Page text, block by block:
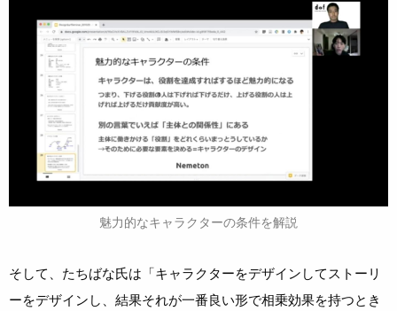
魅力的なキャラクターの条件を解説
そして、たちばな氏は「キャラクターをデザインしてストーリ
ーをデザインし、結果それが一番良い形で相乗効果を持つとき